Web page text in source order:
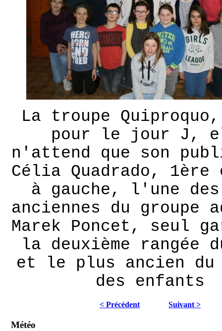
La troupe
pour le jour J,
n'attend que son
Célia Quadrado, 1ère
à gauche, l'une
anciennes du groupe
Marek Poncet, seul
la deuxième rangée
et le plus ancien du
des enfants
< Précédent Suivant >
Météo